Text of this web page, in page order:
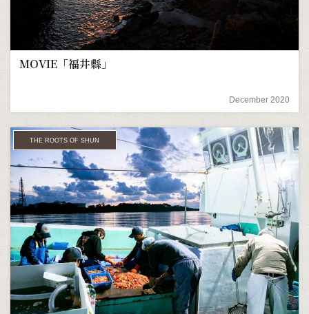
MOVIE「福井縣」
December 2020
THE ROOTS OF SHUN